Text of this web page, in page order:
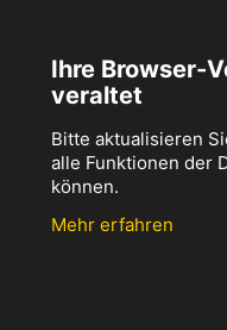
Ihre Browser-
veraltet
Bitte aktualisieren
alle Funktionen der
können.
Mehr erfahren